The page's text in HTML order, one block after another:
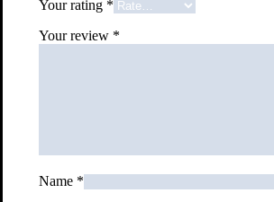
Your rating *
Your review *
Name *